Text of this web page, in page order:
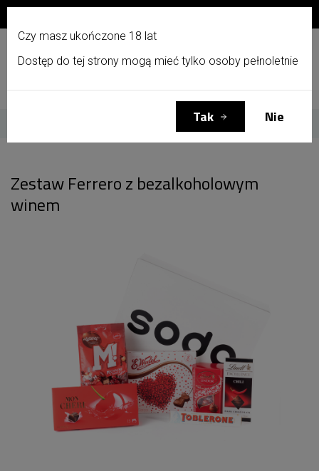
Menu Zaloguj się Koszyk (0)
Zestaw Ferrero z bezalkoholowym winem
Zestaw Ferrero z bezalkoholowym
winem
Czy masz ukończone 18 lat
Dostęp do tej strony mogą mieć tylko osoby pełnoletnie
Tak Nie